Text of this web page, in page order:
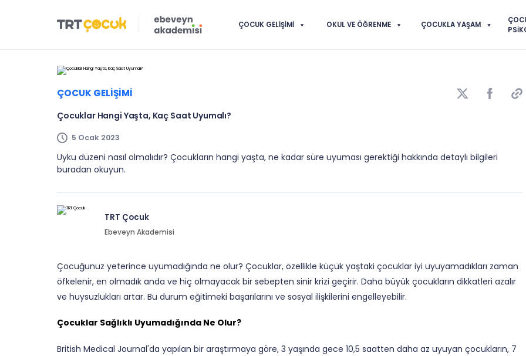
ÇOCUK GELIŞIMI OKUL VE ÖĞRENME ÇOCUKLA YAŞAM
ÇOCUK GELIŞIMI
Çocuklar Hangi Yaşta, Kaç Saat Uyumalı?
5 Ocak 2023
Uyku düzeni nasıl olmalıdır? Çocukların hangi yaşta, ne kadar süre uyuması gerektiği hakkında detaylı bilgileri
buradan okuyun.
TRT Çocuk
Ebeveyn Akademisi
Çocuğunuz yeterince uyumadığında ne olur? Çocuklar, özellikle küçük yaştaki çocuklar iyi uyuyamadıkları zaman
öfkelenir, en olmadık anda ve hiç olmayacak bir sebepten sinir krizi geçirir. Daha büyük çocukların dikkatleri azalır
ve huysuzlukları artar. Bu durum eğitimeki başarılarını ve sosyal ilişkilerini engelleyebilir.
Çocuklar Sağlıklı Uyumadığında Ne Olur?
British Medical Journal'da yapılan bir araştırmaya göre, 3 yaşında gece 10,5 saatten daha az uyuyan çocukların, 7